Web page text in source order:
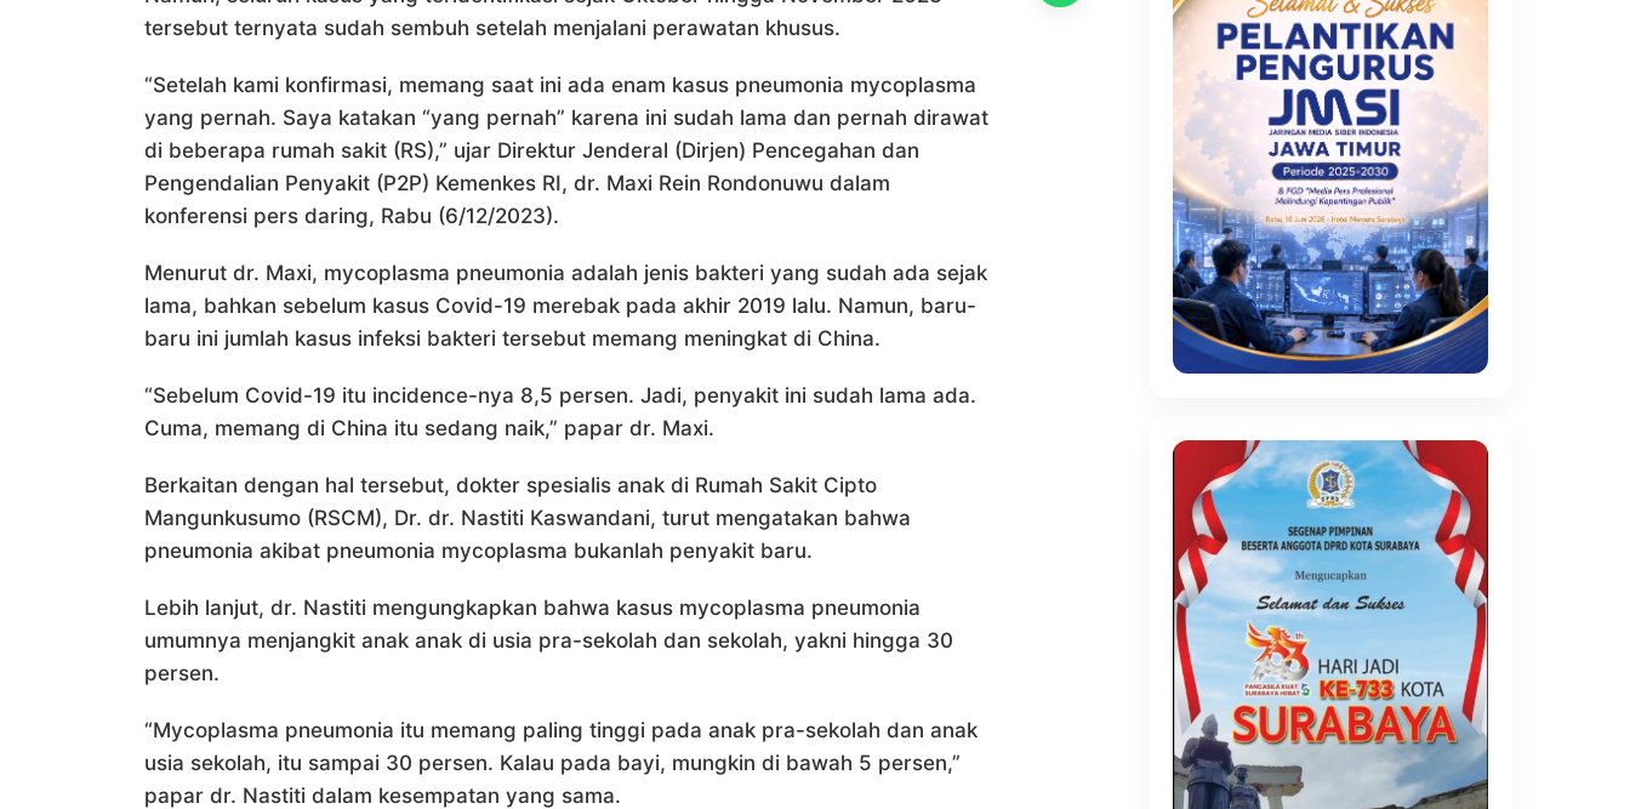
tersebut ternyata sudah sembuh setelah menjalani perawatan khusus.
“Setelah kami konfirmasi, memang saat ini ada enam kasus pneumonia mycoplasma
yang pernah. Saya katakan “yang pernah” karena ini sudah lama dan pernah dirawat
di beberapa rumah sakit (RS),” ujar Direktur Jenderal (Dirjen) Pencegahan dan
Pengendalian Penyakit (P2P) Kemenkes RI, dr. Maxi Rein Rondonuwu dalam
konferensi pers daring, Rabu (6/12/2023).
Menurut dr. Maxi, mycoplasma pneumonia adalah jenis bakteri yang sudah ada sejak
lama, bahkan sebelum kasus Covid-19 merebak pada akhir 2019 lalu. Namun, baru-
baru ini jumlah kasus infeksi bakteri tersebut memang meningkat di China.
“Sebelum Covid-19 itu incidence-nya 8,5 persen. Jadi, penyakit ini sudah lama ada.
Cuma, memang di China itu sedang naik,” papar dr. Maxi.
Berkaitan dengan hal tersebut, dokter spesialis anak di Rumah Sakit Cipto
Mangunkusumo (RSCM), Dr. dr. Nastiti Kaswandani, turut mengatakan bahwa
pneumonia akibat pneumonia mycoplasma bukanlah penyakit baru.
Lebih lanjut, dr. Nastiti mengungkapkan bahwa kasus mycoplasma pneumonia
umumnya menjangkit anak anak di usia pra-sekolah dan sekolah, yakni hingga 30
persen.
“Mycoplasma pneumonia itu memang paling tinggi pada anak pra-sekolah dan anak
usia sekolah, itu sampai 30 persen. Kalau pada bayi, mungkin di bawah 5 persen,”
papar dr. Nastiti dalam kesempatan yang sama.